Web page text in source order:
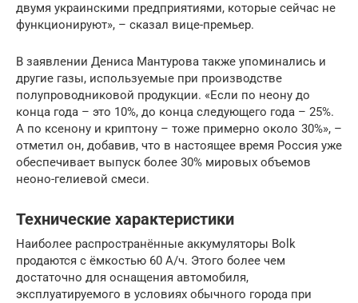
двумя украинскими предприятиями, которые сейчас не
функционируют», – сказал вице-премьер.
В заявлении Дениса Мантурова также упоминались и
другие газы, используемые при производстве
полупроводниковой продукции. «Если по неону до
конца года – это 10%, до конца следующего года – 25%.
А по ксенону и криптону – тоже примерно около 30%», –
отметил он, добавив, что в настоящее время Россия уже
обеспечивает выпуск более 30% мировых объемов
неоно-гелиевой смеси.
Технические характеристики
Наиболее распространённые аккумуляторы Bolk
продаются с ёмкостью 60 А/ч. Этого более чем
достаточно для оснащения автомобиля,
эксплуатируемого в условиях обычного города при